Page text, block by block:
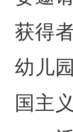
获得
幼儿
国主